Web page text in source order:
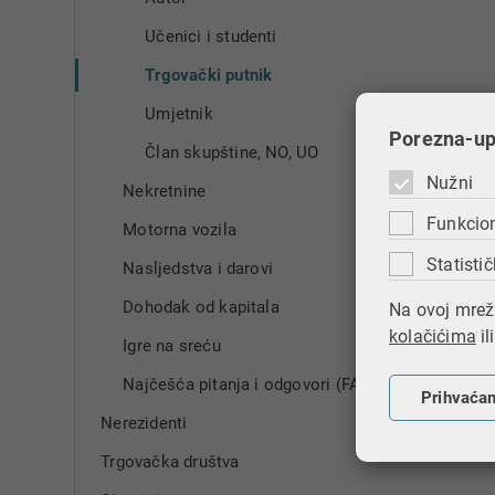
Učenici i studenti
Trgovački putnik
Umjetnik
Član skupštine, NO, UO
Nekretnine
Motorna vozila
Nasljedstva i darovi
Dohodak od kapitala
Igre na sreću
Najčešća pitanja i odgovori (FAQ)
Nerezidenti
Trgovačka društva
Porezna-
Nužni
Na ovoj
kolačićima